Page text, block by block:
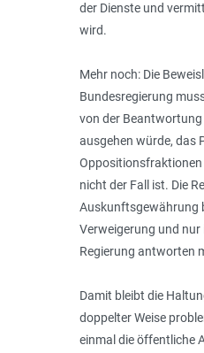
der Dienste und
wird.
Mehr noch: Die
Bundesregierung
von der
ausgehen würde, das
nicht der Fall ist. Die
Auskunftsgewährung
Verweigerung und
Regierung antworten
Damit bleibt die
doppelter Weise
einmal die öffentliche